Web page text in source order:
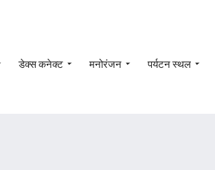
डेक्स कनेक्ट मनोरंजन पर्यटन स्थल